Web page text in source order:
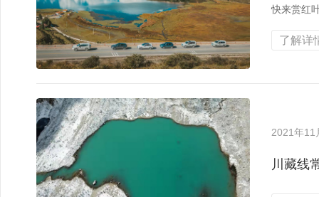
快来赏红
了解详
2021年11
川藏线